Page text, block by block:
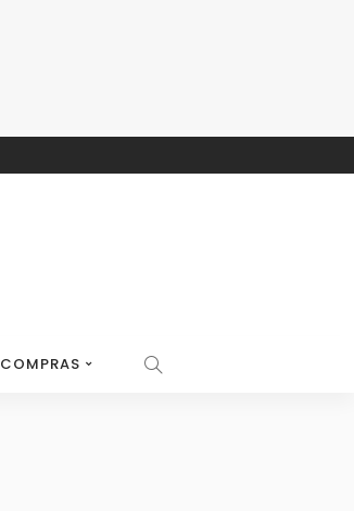
COMPRAS